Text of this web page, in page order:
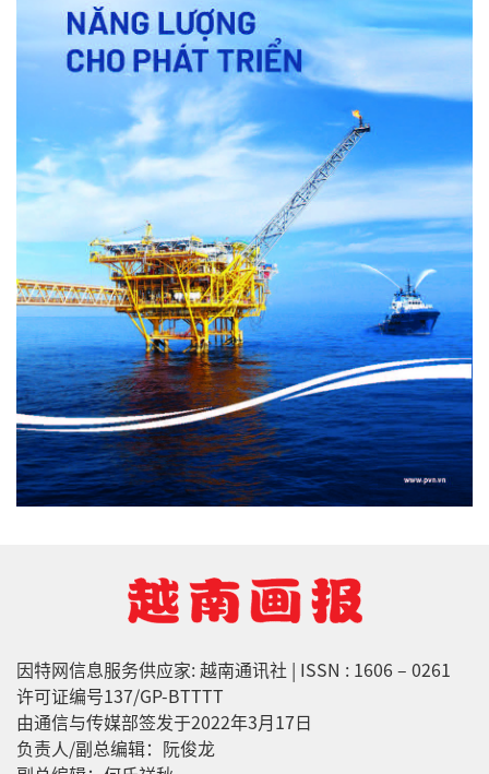
因特网信息服务供应家: 越南通讯社 | ISSN : 1606 – 0261
许可证编号137/GP-BTTTT
由通信与传媒部签发于2022年3月17日
负责人/副总编辑：阮俊龙